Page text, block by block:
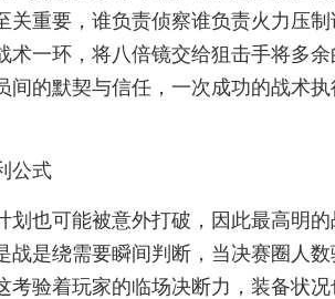
关重要，谁负责侦察谁负责火力压
术一环，将八倍镜交给狙击手将多
间的默契与信任，一次成功的战术
公式
划也可能被意外打破，因此最高明
战是绕需要瞬间判断，当决赛圈人
考验着玩家的临场决断力，装备状